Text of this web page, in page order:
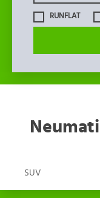
RUNFLAT
SUV